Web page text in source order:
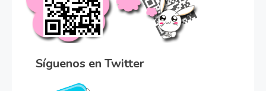
Síguenos en Twitter